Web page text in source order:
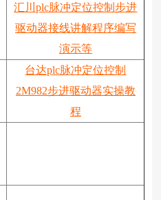
汇川plc脉冲定位控制步进
驱动器接线讲解程序编写
演示等
台达plc脉冲定位控制
2M982步进驱动器实操教
程